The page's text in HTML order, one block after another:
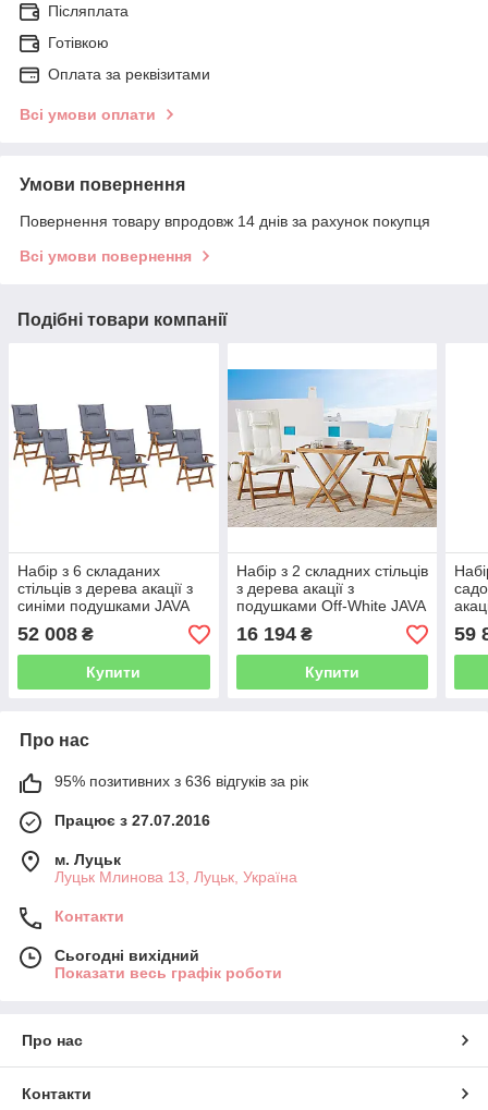
Післяплата
Готівкою
Оплата за реквізитами
Всі умови оплати
Умови повернення
Повернення товару впродовж 14 днів за рахунок покупця
Всі умови повернення
Подібні товари компанії
Набір з 6 складаних
стільців з дерева акації з
синіми подушками JAVA
52 008 ₴
Купити
Набір з 2 складних стільців
з дерева акації з
подушками Off-White JAVA
16 194₴
Купити
59
Про нас
95% позитивних з 636 відгуків за рік
Працює з 27.07.2016
м. Луцьк
Луцьк Млинова 13, Луцьк, Україна
Контакти
Сьогодні вихідний
Показати весь графік роботи
Про нас
Контакти